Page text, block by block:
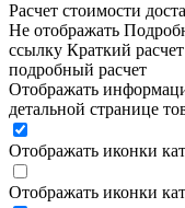
Расчет стоимости
Не отображать
ссылку Краткий
подробный расчет
Отображать
детальной странице
Отображать иконки
Отображать иконки